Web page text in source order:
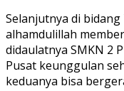
Selanjutnya di
alhamdulillah
didaulatnya SMKN 2
Pusat keunggulan
keduanya bisa